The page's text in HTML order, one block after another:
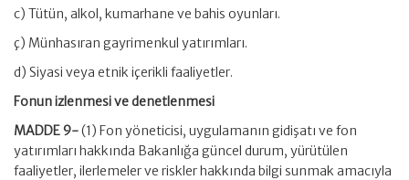
c) Tütün, alkol, kumarhane ve bahis oyunları.
ç) Münhasıran gayrimenkul yatırımları.
d) Siyasi veya etnik içerikli faaliyetler.
Fonun izlenmesi ve denetlenmesi
MADDE 9-(1) Fon yöneticisi, uygulamanın gidişatı ve fon
yatırımları hakkında Bakanlığa güncel durum, yürütülen
faaliyetler, ilerlemeler ve riskler hakkında bilgi sunmak amacıyla